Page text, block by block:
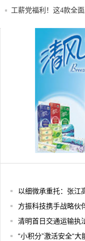
群众办
工薪党福利！这4款全
首家华为授权体验店
以细微承重托：张江
方振科技携手战略伙
清明首日交通运输执
“小积分”激活安全“大